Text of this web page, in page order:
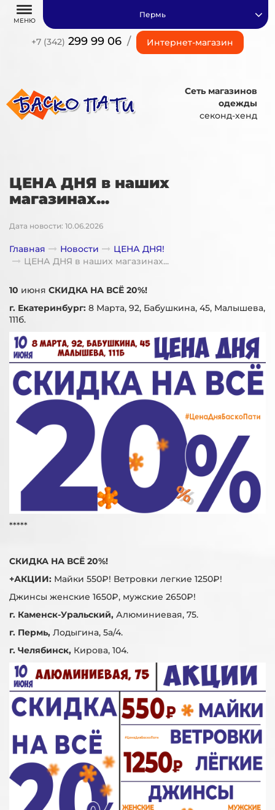
МЕНЮ
+7 (342) 299 99 06 / Интернет-магазин
Пермь
Сеть магазинов
одежды
секонд-хенд
ЦЕНА ДНЯ в наших
магазинах...
Дата новости: 10.06.2026
Главная Новости
ЦЕНА ДНЯ!
ЦЕНА ДНЯ в наших магазинах...
10 июня СКИДКА НА ВСЁ 20%!
г. Екатеринбург: 8 Марта, 92, Бабушкина, 45, Малышева,
111б.
*****
СКИДКА НА ВСЁ 20%!
+АКЦИИ: Майки 550₽! Ветровки легкие 1250₽!
Джинсы женские 1650₽, мужские 2650₽!
г. Каменск-Уральский, Алюминиевая, 75.
г. Пермь, Лодыгина, 5а/4.
г. Челябинск, Кирова, 104.